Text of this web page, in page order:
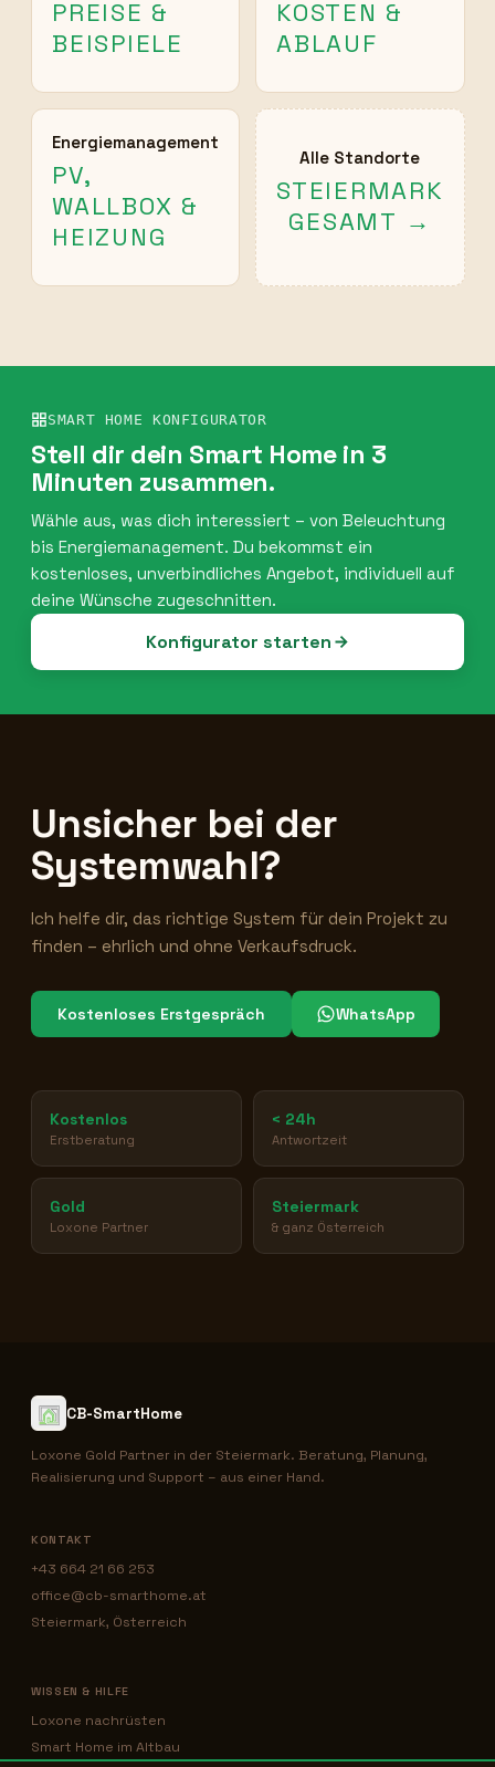
PREISE &
BEISPIELE
KOSTEN &
ABLAUF
Energiemanagement
PV,
WALLBOX &
HEIZUNG
Alle Standorte
STEIERMARK
GESAMT →
SMART HOME KONFIGURATOR
Stell dir dein Smart Home in 3
Minuten zusammen.
Wähle aus, was dich interessiert – von Beleuchtung
bis Energiemanagement. Du bekommst ein
kostenloses, unverbindliches Angebot, individuell auf
deine Wünsche zugeschnitten.
Konfigurator starten
Unsicher bei der
Systemwahl?
Ich helfe dir, das richtige System für dein Projekt zu
finden – ehrlich und ohne Verkaufsdruck.
Kostenloses Erstgespräch WhatsApp
Kostenlos
Erstberatung
< 24h
Antwortzeit
Gold
Loxone Partner
Steiermark
& ganz Österreich
CB-SmartHome
Loxone Gold Partner in der Steiermark. Beratung, Planung,
Realisierung und Support – aus einer Hand.
KONTAKT
+43 664 21 66 253
office@cb-smarthome.at
Steiermark, Österreich
WISSEN & HILFE
Loxone nachrüsten
Smart Home im Altbau